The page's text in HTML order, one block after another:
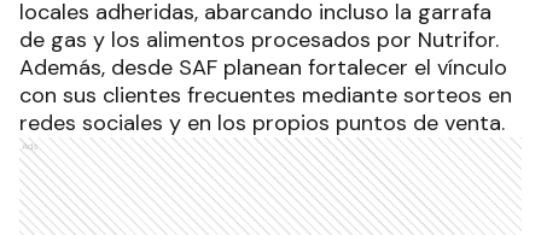
locales adheridas, abarcando incluso la garrafa
de gas y los alimentos procesados por Nutrifor.
Además, desde SAF planean fortalecer el vínculo
con sus clientes frecuentes mediante sorteos en
redes sociales y en los propios puntos de venta.
Ads